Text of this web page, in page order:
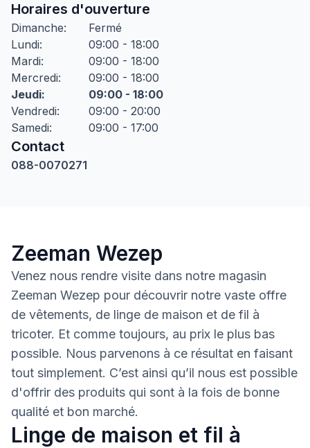
Horaires d'ouverture
Dimanche:
Fermé
Lundi:
09:00 - 18:00
Mardi:
09:00 - 18:00
Mercredi:
09:00 - 18:00
Jeudi:
09:00 - 18:00
Vendredi:
09:00 - 20:00
Samedi: 09:00 - 17:00
Contact
088-0070271
Zeeman Wezep
Venez nous rendre visite dans notre magasin
Zeeman Wezep pour découvrir notre vaste offre
de vêtements, de linge de maison et de fil à
tricoter. Et comme toujours, au prix le plus bas
possible. Nous parvenons à ce résultat en faisant
tout simplement. C’est ainsi qu’il nous est possible
d'offrir des produits qui sont à la fois de bonne
qualité et bon marché.
Linge de maison et fil à